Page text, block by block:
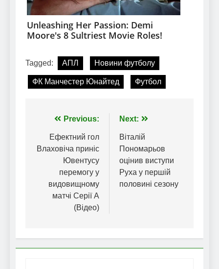
Tagged: АПЛ Новини футболу
ФК Манчестер Юнайтед Футбол
Навігація
записів
Previous:
Ефектний гол
Влаховіча приніс
Ювентусу
перемогу у
видовищному
матчі Серії А
(Відео)
Next:
Віталій
Пономарьов
оцінив виступи
Руха у першій
половині сезону